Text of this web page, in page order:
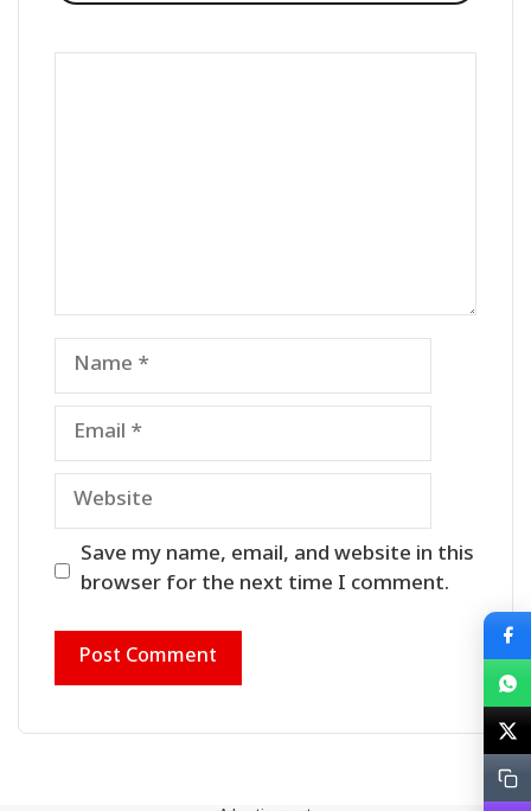
Name
Email
Website
Save my name, email, and website in this
browser for the next time I comment.